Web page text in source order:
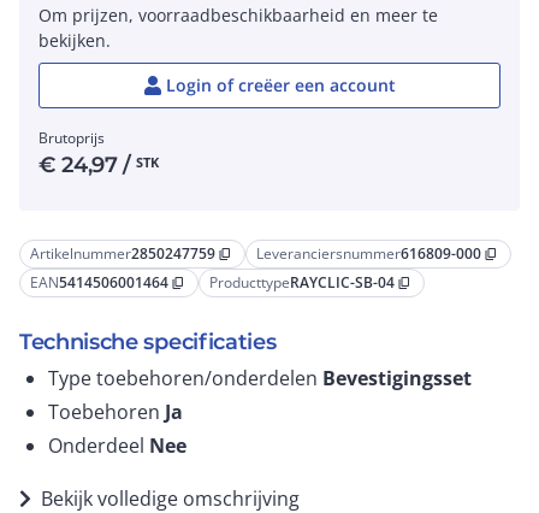
Artikelnummer2850247759 content_copy Leveranciersnummer616809-000 content_copy
EAN5414506001464 content_copy ProducttypeRAYCLIC-SB-04 content_copy
Technische specificaties
Type toebehoren/onderdelen Bevestigingsset
Toebehoren Ja
Onderdeel Nee
Bekijk volledige omschrijving
Om prijzen, voorraadbeschikbaarheid en meer te
bekijken.
Login of creëer een account
Brutoprijs
€24,97/ STK